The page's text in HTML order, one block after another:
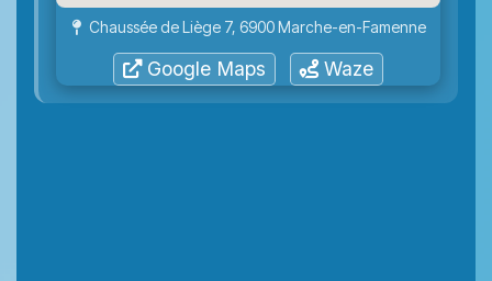
Chaussée de Liège 7, 6900 Marche-en-Famenne
Google Maps Waze